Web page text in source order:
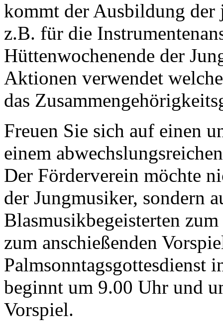
kommt der Ausbildung
z.B. für die
Hüttenwochenende der
Aktionen verwendet
das
Freuen Sie sich auf einen
einem
Der Förderverein möchte
der Jungmusiker, sondern
Blasmusikbegeisterten
zum anschießenden
Palmsonntagsgottesdienst
beginnt um 9.00 Uhr und
Vorspiel.